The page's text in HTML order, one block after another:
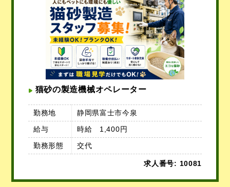
猫砂の製造機械オペレーター
勤務地
静岡県富士市今泉
給与
時給 1,400円
勤務形態
交代
求人番号: 10081